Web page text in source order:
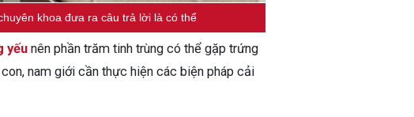
khoa đưa ra câu trả lời là có thể
yếu nên phần trăm tinh trùng có thể gặp trứng
nam giới cần thực hiện các biện pháp cải